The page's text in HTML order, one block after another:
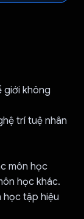
giới không
trí tuệ nhân
môn học
học khác.
học tập hiệu